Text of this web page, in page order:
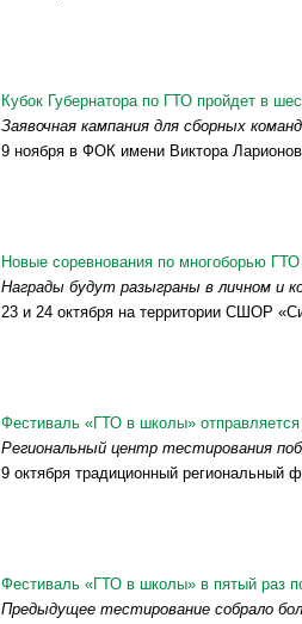
Кубок Губернатора по ГТО пройдет в
Заявочная кампания для сборных
9 ноября в ФОК имени Виктора
Новые соревнования по многоборью
Награды будут разыграны в личном и
23 и 24 октября на территории СШОР
Фестиваль «ГТО в школы»
Региональный центр тестирования
9 октября традиционный
Фестиваль «ГТО в школы» в пятый раз
Предыдущее тестирование собрало